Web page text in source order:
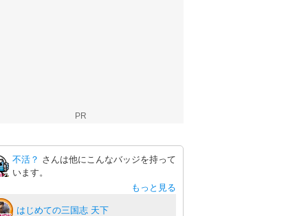
PR
不活？ さんは他にこんなバッジを持って
います。
もっと見る
はじめての三国志 天下